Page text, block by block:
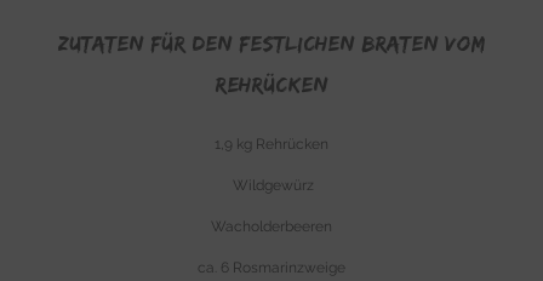
Zutaten für den festlichen Braten vom
Rehrücken
1,9 kg Rehrücken
Wildgewürz
Wacholderbeeren
ca. 6 Rosmarinzweige